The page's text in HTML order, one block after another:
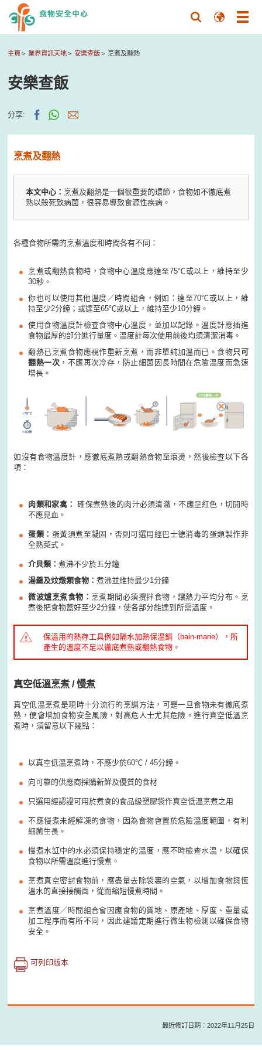
主頁 業界資訊天地 安樂查飯 烹煮及翻熱
安樂查飯
分享:
烹煮及翻熱
本文中心： 烹煮及翻熱是一個很重要的環節，食物如不徹底煮
熟以殺死致病菌，很容易導致食源性疾病。
各種食物所需的烹煮溫度和時間各有不同：
烹煮或翻熱食物時，食物中心溫度應達至75℃或以上，維持至少
30秒。
你也可以使用其他溫度／時間組合，例如：達至70℃或以上，維
持至少2分鐘；或達至65℃或以上，維持至少10分鐘。
使用食物溫度計檢查食物中心溫度，並加以記錄。溫度計應插進
食物最厚的部分進行量度。溫度計每次使用前後均須清潔消毒。
翻熱已烹煮食物應視作重新烹煮，而非單純加溫而已。食物只可
翻熱一次 ，不應再次冷存，防止細菌因長時間在危險溫度而急速
增長。
如沒有食物溫度計，應徹底煮熟或翻熱食物至滾燙，然後檢查以下各
項：
肉類和家禽： 確保煮熟後的肉汁必須清澈，不應呈紅色，切開時
不應見血。
蛋類： 蛋黃須煮至凝固，否則可選用經巴士德消毒的蛋類製作非
全熟菜式。
介貝類：煮沸不少於五分鐘
湯羹及炆燉類食物：煮沸並維持最少1分鐘
微波爐烹煮食物： 烹煮期間必須攪拌食物，讓熱力平均分布。烹
煮後把食物蓋好至少2分鐘，使各部分能達到所需溫度。
保溫用的熱存工具例如隔水加熱保溫鍋（bain-marie），所
產生的溫度不足以徹底煮熟或翻熱食物。
真空低溫烹煮 / 慢煮
真空低溫烹煮是現時十分流行的烹調方法，可是一旦食物未有徹底煮
熟，便會增加食物安全風險，對高危人士尤其危險。進行真空低溫烹
煮時，須留意以下幾點：
以真空低溫烹煮時，不應少於60℃ / 45分鐘。
向可靠的供應商採購新鮮及優質的食材
只選用經認證可用於煮食的食品級塑膠袋作真空低溫烹煮之用
不應慢煮未經解凍的食物，因為食物會置於危險溫度範圍，有利
細菌生長。
慢煮水缸中的水必須保持穩定的溫度，應不時檢查水溫，以確保
食物以所需溫度進行慢煮。
烹煮真空密封食物前，應盡量去除袋裏的空氣，以增加食物與恆
溫水的直接接觸面，從而縮短慢煮時間。
烹煮溫度／時間組合會因應食物的質地、原產地、厚度、重量或
加工程序而有所不同，因此建議定期進行微生物檢測以確保食物
安全。
可列印版本
最近修訂日期：2022年11月25日